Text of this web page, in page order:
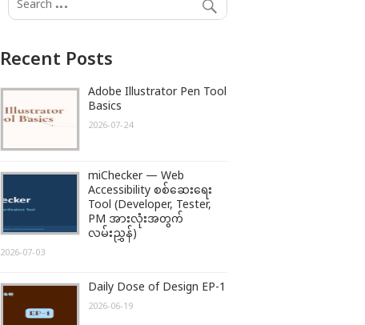
Recent Posts
Adobe Illustrator Pen Tool
Basics
2026-07-24
miChecker — Web
Accessibility စစ်ဆေးရေး
Tool (Developer, Tester,
PM အားလုံးအတွက်
လမ်းညွှန်)
2026-07-03
Daily Dose of Design EP-1
2026-06-19